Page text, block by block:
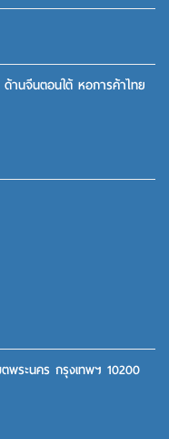
านจีนตอนใต้ หอการค้าไทย
พระนคร กรุงเทพฯ 10200